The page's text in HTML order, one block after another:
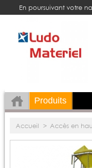
En poursuivant votre
Produits
Accueil > Accès en